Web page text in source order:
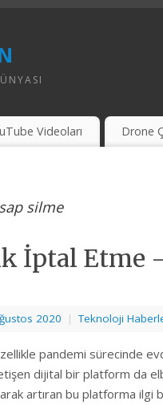
Videoları Drone
silme
İptal Etme
2020 | Teknoloji
pandemi sürecinde
dijital bir platform da
artıran bu platforma ilgi